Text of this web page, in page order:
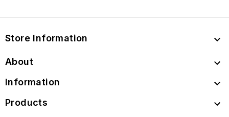
Store Information 
About 
Information 
Products 